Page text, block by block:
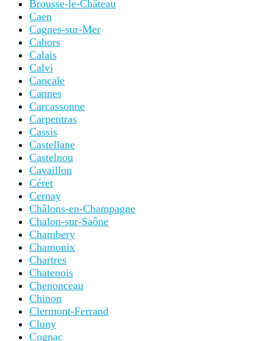
Brousse-le-Château
Caen
Cagnes-sur-Mer
Cahors
Calais
Calvi
Cancale
Cannes
Carcassonne
Carpentras
Cassis
Castellane
Castelnou
Cavaillon
Céret
Cernay
Châlons-en-Champagne
Chalon-sur-Saône
Chambery
Chamonix
Chartres
Chatenois
Chenonceau
Chinon
Clermont-Ferrand
Cluny
Cognac